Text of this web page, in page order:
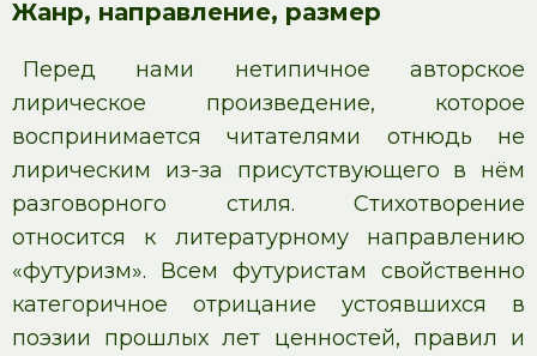
Жанр, направление, размер
Перед нами нетипичное авторское
лирическое произведение, которое
воспринимается читателями отнюдь не
лирическим из-за присутствующего в нём
разговорного стиля. Стихотворение
относится к литературному направлению
«футуризм». Всем футуристам свойственно
категоричное отрицание устоявшихся в
поэзии прошлых лет ценностей, правил и